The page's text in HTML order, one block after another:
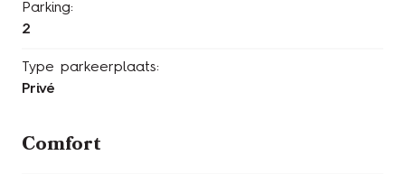
Parking:
2
Type parkeerplaats:
Privé
Comfort